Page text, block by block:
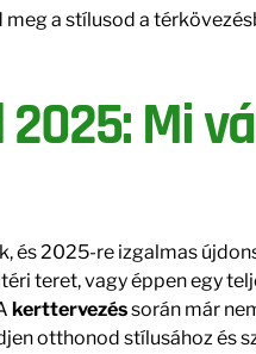
a stílusod a
Mi
és 2025-re izgalmas
teret, vagy éppen egy
kerttervezéssorán már
otthonod stílusához és